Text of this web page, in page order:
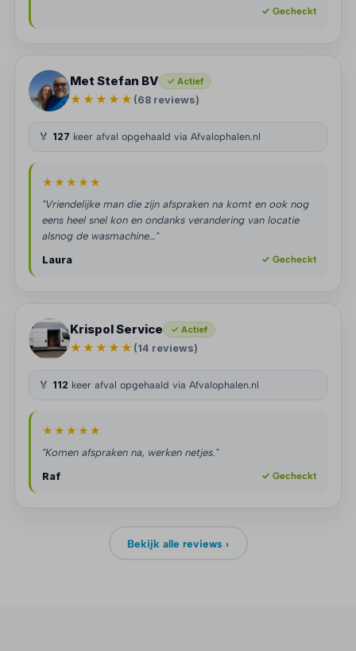
✓ Gecheckt
Met Stefan BV ✓ Actief
★★★★★ (68 reviews)
🏅 127 keer afval opgehaald via Afvalophalen.nl
★★★★★
"Vriendelijke man die zijn afspraken na komt en ook nog
eens heel snel kon en ondanks verandering van locatie
alsnog de wasmachine…"
Laura
✓ Gecheckt
Krispol Service ✓ Actief
★★★★★ (14 reviews)
🏅 112 keer afval opgehaald via Afvalophalen.nl
★★★★★
"Komen afspraken na, werken netjes."
Raf
✓ Gecheckt
Bekijk alle reviews ›